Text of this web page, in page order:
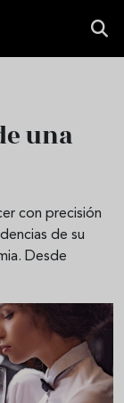
una
con precisión
de su
Desde